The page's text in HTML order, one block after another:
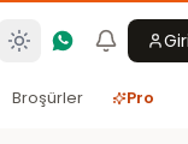
Broşürler Pro